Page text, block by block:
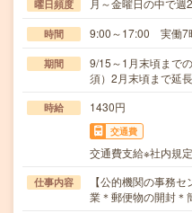
曜日頻度 月～金曜日の中で週
時間 9:00～17:00 実働7
期間
9/15～1月末頃まで
須）2月末頃まで延
時給 1430円
交通費
交通費支給※社内規
仕事内容
【公的機関の事務
業＊郵便物の開封